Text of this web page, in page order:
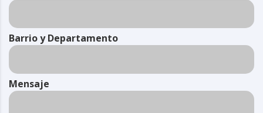
Barrio y Departamento
Mensaje